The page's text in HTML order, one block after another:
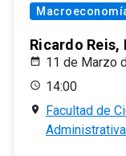
Ricardo Reis,
11 de Marzo
14:00
Facultad de